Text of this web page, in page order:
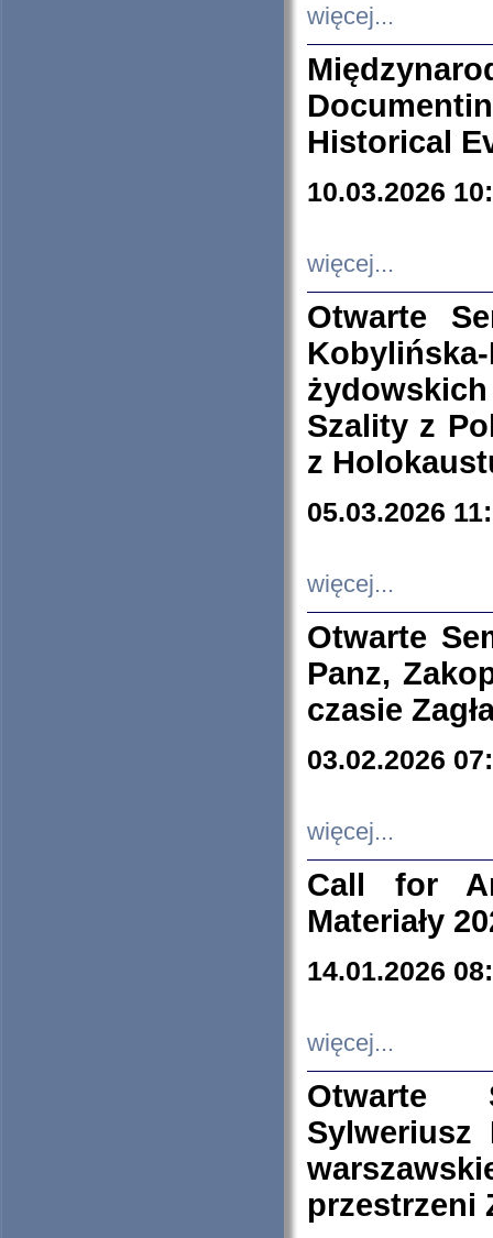
więcej...
Historical
10.03.2026
więcej...
Otwarte
Szality z
z
05.03.2026
więcej...
Otwarte
Panz,
czasie
03.02.2026
więcej...
Call for
Materiały
14.01.2026
więcej...
Otwarte
Sylweriusz
przestrzeni